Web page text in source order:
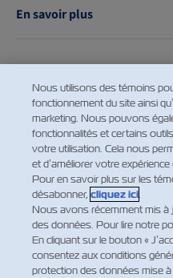
En savoir plus
VGM To
Dear Valued Customer,
Honduras Authorities are
and the B/L weight to be
of discrepancy. For a
En savoir plus
Nous utilisons des témoins
fonctionnement du site ainsi
marketing. Nous pouvons
fonctionnalités et certains
votre utilisation. Cela nous
et d’améliorer votre expérience
Pour en savoir plus sur les
désabonner, cliquez ici.
Nous avons récemment mis
des données. Pour lire notre
En cliquant sur le bouton «
consentez aux conditions
protection des données mise à